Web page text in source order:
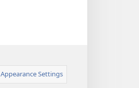
Appearance Settings